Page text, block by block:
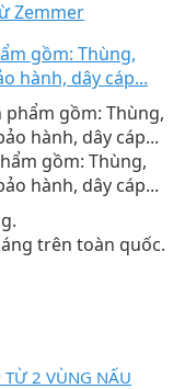
Zemmer
gồm: Thùng,
hành, dây cáp...
gồm: Thùng,
hành, dây cáp...
trên toàn quốc.
TỪ 2 VÙNG NẤU